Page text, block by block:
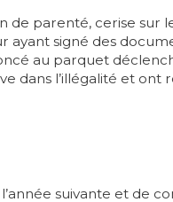
de parenté, cerise sur
signé des
au parquet
dans l’illégalité et
suivante et de